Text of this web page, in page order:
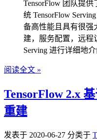
TensorFlow 团队提
统 TensorFlow
备高性能且具有很强
建，服务配置，远程
Serving 进行详细地介
阅读全文 »
TensorFlow 2.x
重建
发表于 2020-06-27 分类于